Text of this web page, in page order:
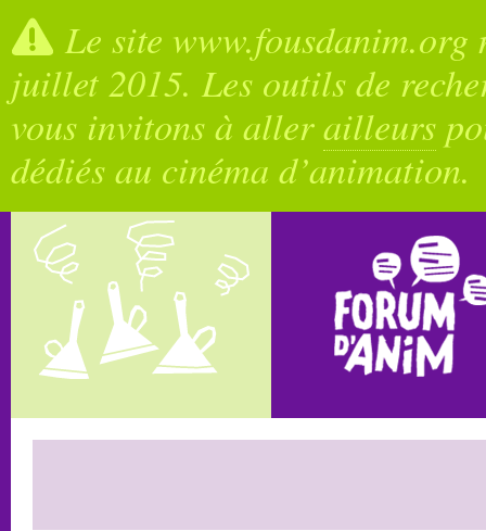
Le site
juillet 2015. Les outils de
vous invitons à allerailleurs
dédiés au cinéma d’animation.